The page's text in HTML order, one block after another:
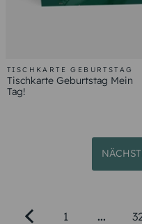
TISCHKARTE GEBURTSTAG
Tischkarte Geburtstag Mein
Tag!
1 ...